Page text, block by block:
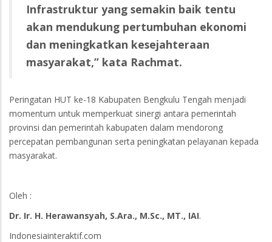
Infrastruktur yang semakin baik tentu
akan mendukung pertumbuhan ekonomi
dan meningkatkan kesejahteraan
masyarakat,” kata Rachmat.
Peringatan HUT ke-18 Kabupaten Bengkulu Tengah menjadi
momentum untuk memperkuat sinergi antara pemerintah
provinsi dan pemerintah kabupaten dalam mendorong
percepatan pembangunan serta peningkatan pelayanan kepada
masyarakat.
Oleh :
Dr. Ir. H. Herawansyah, S.Ara., M.Sc., MT., IAI.
Indonesiainteraktif.com